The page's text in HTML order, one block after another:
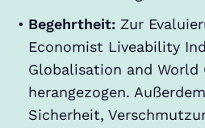
Begehrtheit: Zur
Economist Liveability
Globalisation and World
herangezogen.
Sicherheit,